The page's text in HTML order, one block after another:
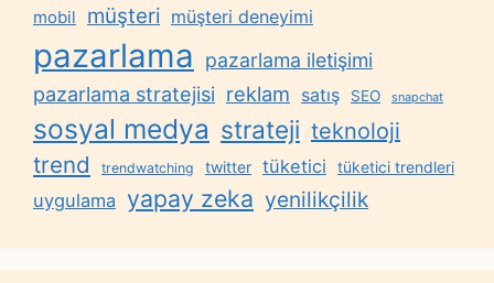
mobil müşteri müşteri deneyimi
pazarlama
pazarlama iletişimi
pazarlama stratejisi reklam satış SEO snapchat
sosyal medya strateji teknoloji
trend trendwatching twitter tüketici tüketici trendleri
uygulama yapay zeka yenilikçilik